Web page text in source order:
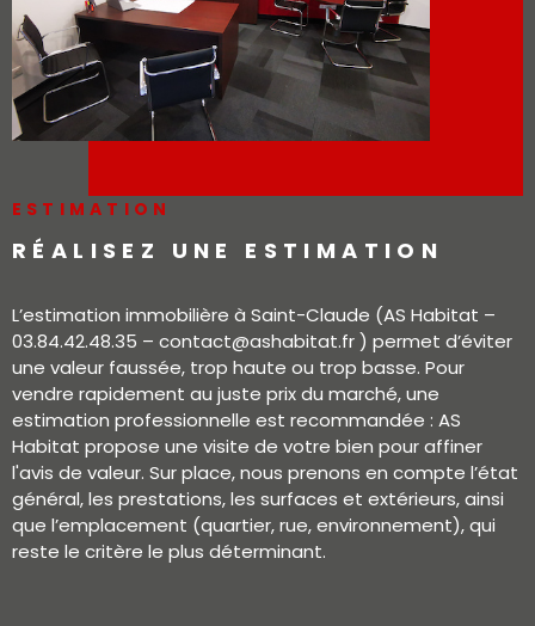
ESTIMATION
RÉALISEZ UNE ESTIMATION
L’estimation immobilière à Saint-Claude (AS Habitat –
03.84.42.48.35 – contact@ashabitat.fr ) permet d’éviter
une valeur faussée, trop haute ou trop basse. Pour
vendre rapidement au juste prix du marché, une
estimation professionnelle est recommandée : AS
Habitat propose une visite de votre bien pour affiner
l'avis de valeur. Sur place, nous prenons en compte l’état
général, les prestations, les surfaces et extérieurs, ainsi
que l’emplacement (quartier, rue, environnement), qui
reste le critère le plus déterminant.